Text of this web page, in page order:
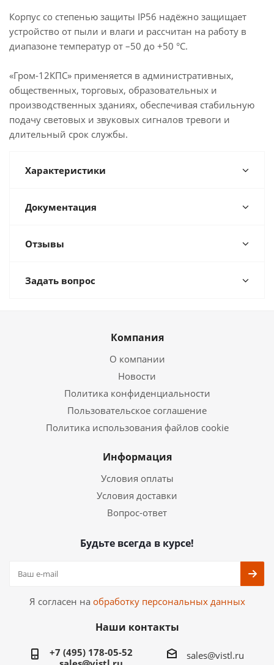
Корпус со степенью защиты IP56 надёжно защищает
устройство от пыли и влаги и рассчитан на работу в
диапазоне температур от –50 до +50 °C.
«Гром-12КПС» применяется в административных,
общественных, торговых, образовательных и
производственных зданиях, обеспечивая стабильную
подачу световых и звуковых сигналов тревоги и
длительный срок службы.
Характеристики
Документация
Отзывы
Задать вопрос
Компания
О компании
Новости
Политика конфиденциальности
Пользовательское соглашение
Политика использования файлов cookie
Информация
Условия оплаты
Условия доставки
Вопрос-ответ
Будьте всегда в курсе!
Я согласен на обработку персональных данных
Наши контакты
+7 (495) 178-05-52
sales@vistl.ru